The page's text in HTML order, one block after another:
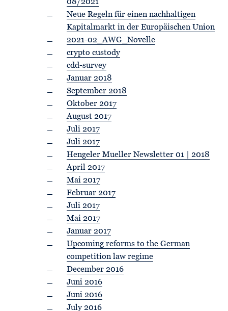
08/2021
Neue Regeln für einen nachhaltigen
Kapitalmarkt in der Europäischen Union
2021-02_AWG_Novelle
crypto custody
cdd-survey
Januar 2018
September 2018
Oktober 2017
August 2017
Juli 2017
Juli 2017
Hengeler Mueller Newsletter 01 | 2018
April 2017
Mai 2017
Februar 2017
Juli 2017
Mai 2017
Januar 2017
Upcoming reforms to the German
competition law regime
December 2016
Juni 2016
Juni 2016
July 2016